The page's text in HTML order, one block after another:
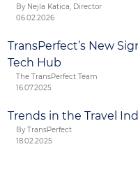
By Nejla Katica, Director
06.02.2026
TransPerfect’s New
Tech Hub
The TransPerfect Team
16.07.2025
Trends in the Travel
By TransPerfect
18.02.2025